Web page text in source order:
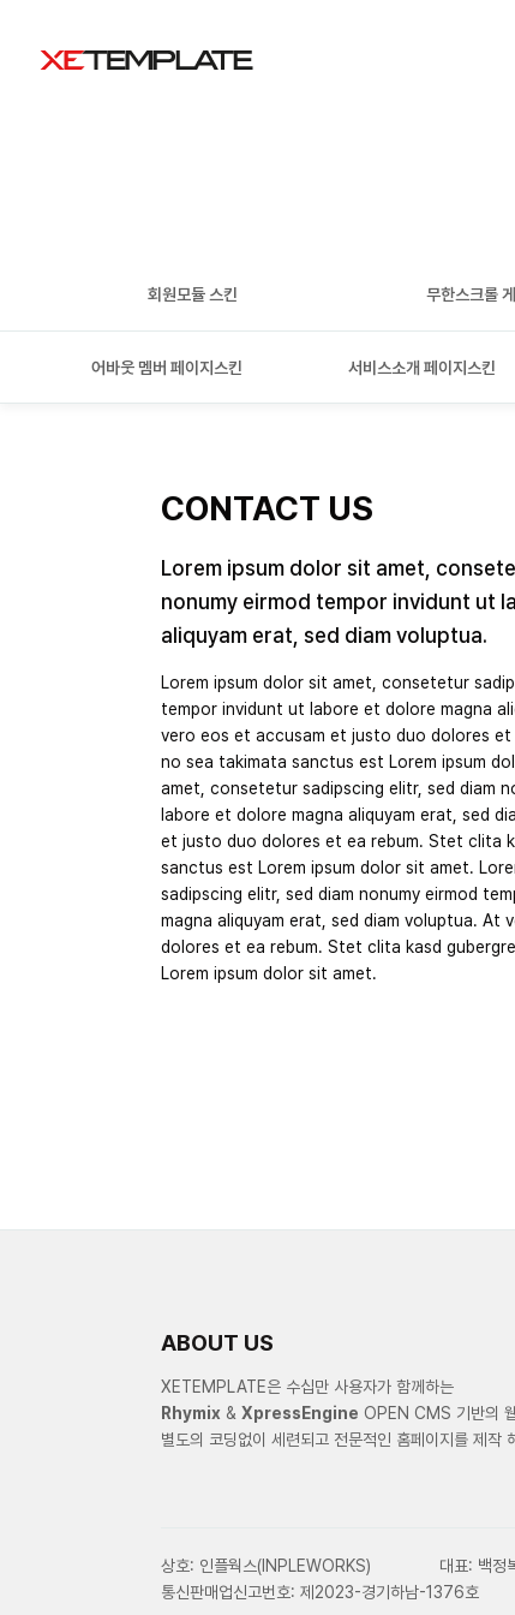
회원모듈 스킨 무한스크롤
어바웃 멤버 페이지스킨 서비스소개 페이지스킨
CONTACT US
Lorem ipsum dolor sit amet,
nonumy eirmod tempor invidunt ut
aliquyam erat, sed diam voluptua.
Lorem ipsum dolor sit amet, consetetur
tempor invidunt ut labore et dolore magna
vero eos et accusam et justo duo dolores et
no sea takimata sanctus est Lorem ipsum
amet, consetetur sadipscing elitr, sed diam
labore et dolore magna aliquyam erat, sed
et justo duo dolores et ea rebum. Stet clita
sanctus est Lorem ipsum dolor sit amet.
sadipscing elitr, sed diam nonumy eirmod
magna aliquyam erat, sed diam voluptua. At
dolores et ea rebum. Stet clita kasd
Lorem ipsum dolor sit amet.
ABOUT US
XETEMPLATE은 수십만 사용자가 함께하는
Rhymix & XpressEngine OPEN CMS 기반의
별도의 코딩없이 세련되고 전문적인 홈페이지를 제작
상호: 인플웍스(INPLEWORKS) 대표: 백정
통신판매업신고번호: 제2023-경기하남-1376호